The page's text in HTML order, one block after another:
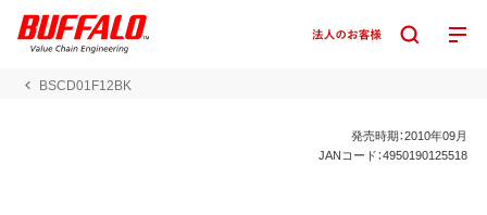
BSCD01F12BK
発売時期：2010年09月
JANコード：4950190125518